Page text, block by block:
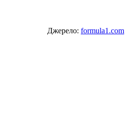
Джерело: formula1.com